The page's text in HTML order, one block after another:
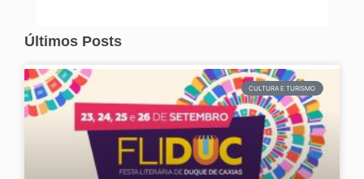
Últimos Posts
CULTURA E TURISMO